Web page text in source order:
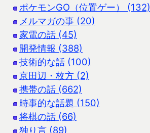
ポケモンGO（位置ゲー） (132)
メルマガの事 (20)
家電の話 (45)
開発情報 (388)
技術的な話 (100)
京田辺・枚方 (2)
携帯の話 (662)
時事的な話題 (150)
将棋の話 (66)
独り言 (89)